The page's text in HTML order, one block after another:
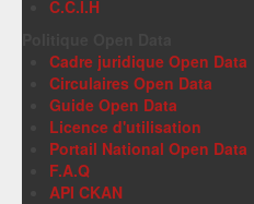
C.C.I.H
Cadre juridique Open Data
Circulaires Open Data
Guide Open Data
Licence d'utilisation
Portail National Open Data
F.A.Q
API CKAN